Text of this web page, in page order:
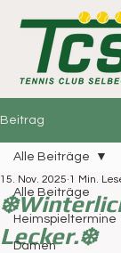
Beitrag
Alle Beiträge
Heimspieltermine
Damen
Alle Beiträge
Lecker.❄️
15. Nov. 2025 1 Min.